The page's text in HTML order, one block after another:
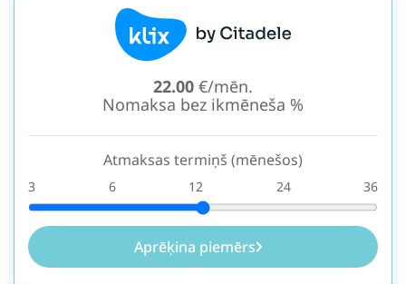
22.00 €/mēn.
Nomaksa bez ikmēneša %
Atmaksas termiņš (mēnešos)
3 6 12 24 36
Aprēķina piemērs